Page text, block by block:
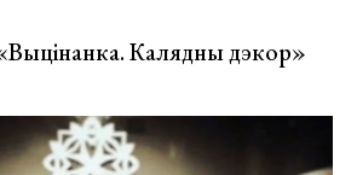
Калядны дэкор»